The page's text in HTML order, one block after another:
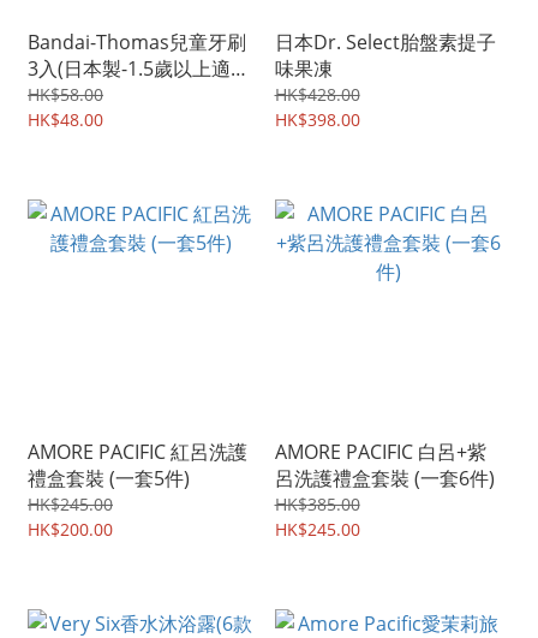
Bandai-Thomas兒童牙刷
3入(日本製-1.5歲以上適
用)
HK$58.00
HK$48.00
日本Dr. Select胎盤素提子
味果凍
HK$428.00
HK$398.00
AMORE PACIFIC 紅呂洗護
禮盒套裝 (一套5件)
HK$245.00
HK$200.00
AMORE PACIFIC 白呂+紫
呂洗護禮盒套裝 (一套6件)
HK$385.00
HK$245.00